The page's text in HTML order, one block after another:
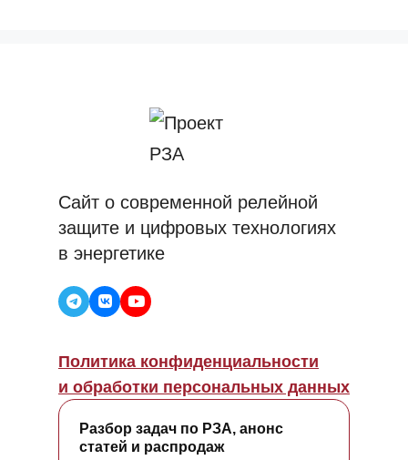
Сайт о современной релейной
защите и цифровых технологиях
в энергетике
Политика конфиденциальности
и обработки персональных данных
Разбор задач по РЗА, анонс
статей и распродаж